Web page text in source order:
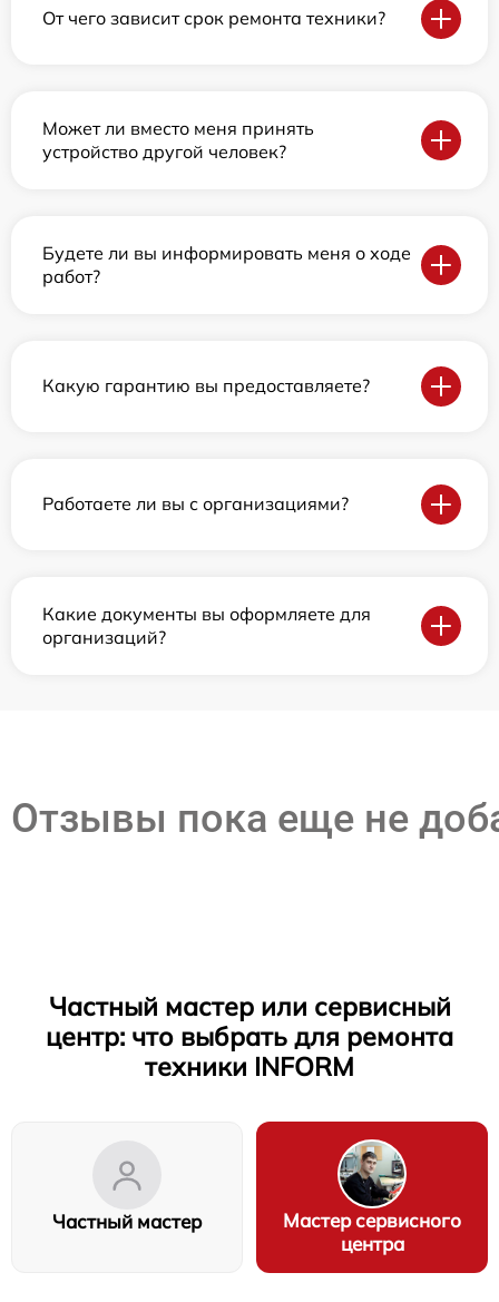
От чего зависит срок ремонта техники?
Может ли вместо меня принять
устройство другой человек?
Будете ли вы информировать меня о ходе
работ?
Какую гарантию вы предоставляете?
Работаете ли вы с организациями?
Какие документы вы оформляете для
организаций?
Отзывы пока еще не
Частный мастер или сервисный
центр: что выбрать для ремонта
техники INFORM
Частный мастер
Мастер сервисного
центра